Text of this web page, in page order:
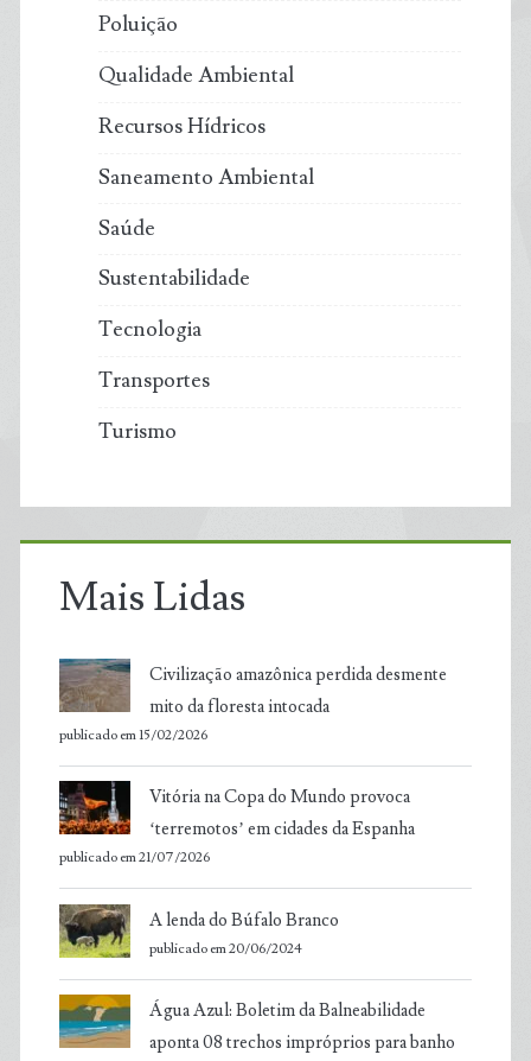
Poluição
Qualidade Ambiental
Recursos Hídricos
Saneamento Ambiental
Saúde
Sustentabilidade
Tecnologia
Transportes
Turismo
Mais Lidas
Civilização amazônica perdida desmente
mito da floresta intocada
publicado em 15/02/2026
Vitória na Copa do Mundo provoca
‘terremotos’ em cidades da Espanha
publicado em 21/07/2026
A lenda do Búfalo Branco
publicado em 20/06/2024
Água Azul: Boletim da Balneabilidade
aponta 08 trechos impróprios para banho